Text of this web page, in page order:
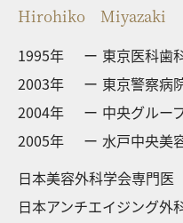
Hirohiko Miyazaki
1995年
東京医科歯
2003年
東京警察病
2004年
中央グルー
2005年
水戸中央美
日本美容外科学会専門医
日本アンチエイジング外